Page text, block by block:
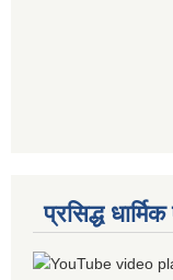
प्रसिद्ध